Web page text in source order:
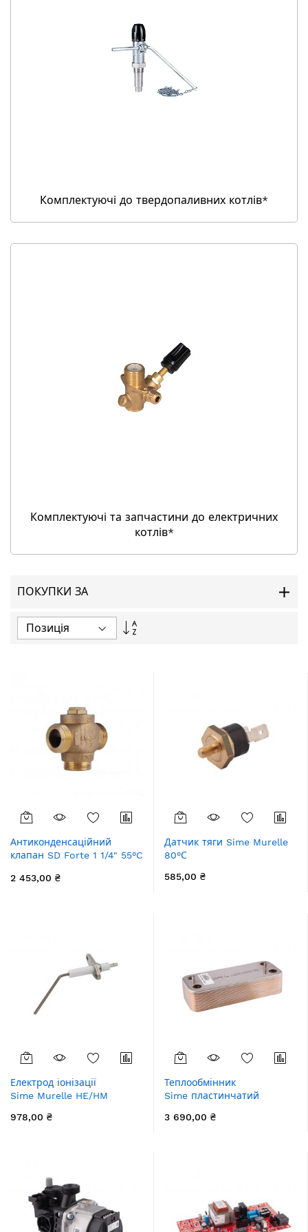
Комплектуючі до твердопаливних котлів*
Комплектуючі та запчастини до електричних
котлів*
ПОКУПКИ ЗА
Сортувати
Антиконденсаційний
клапан SD Forte 1 1/4" 55°C
2 453,00 ₴
Датчик тяги Sime Murelle
80°С
585,00 ₴
Електрод іонізації
Sime Murelle HE/HM
978,00 ₴
Теплообмінник
Sime пластинчатий
3 690,00 ₴